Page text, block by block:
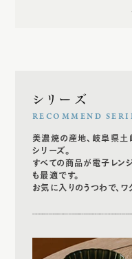
シリーズ
RECOMMEND
美濃焼の産地、岐阜県
シリーズ。
すべての商品が電子レン
も最適です。
お気に入りのうつわで、ワ